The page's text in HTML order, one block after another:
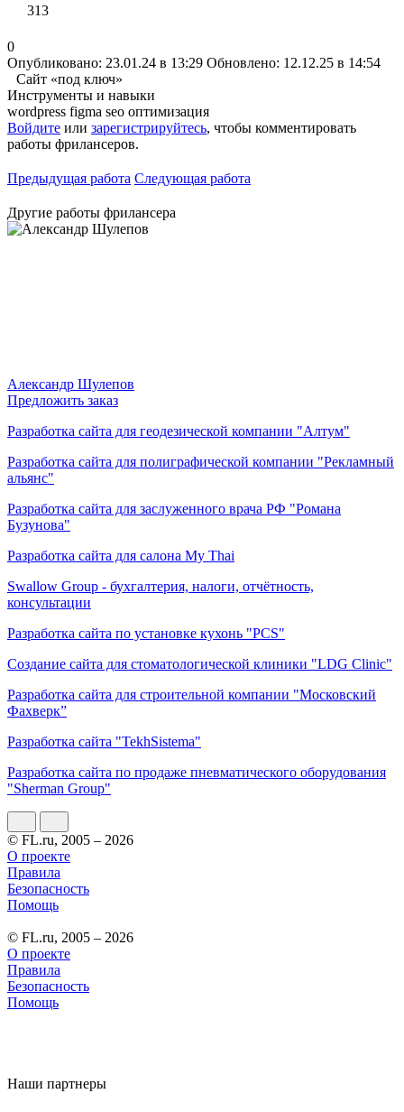
313
0
Опубликовано: 23.01.24 в 13:29 Обновлено: 12.12.25 в 14:54
Сайт «под ключ»
Инструменты и навыки
wordpress figma seo оптимизация
Войдите или зарегистрируйтесь, чтобы комментировать
работы фрилансеров.
Предыдущая работа Следующая работа
Другие работы фрилансера
Александр Шулепов
Предложить заказ
Разработка сайта для геодезической компании "Алтум"
Разработка сайта для полиграфической компании "Рекламный
альянс"
Разработка сайта для заслуженного врача РФ "Романа
Бузунова"
Разработка сайта для салона My Thai
Swallow Group - бухгалтерия, налоги, отчётность,
консультации
Разработка сайта по установке кухонь "PCS"
Создание сайта для стоматологической клиники "LDG Clinic"
Разработка сайта для строительной компании "Московский
Фахверк”
Разработка сайта "TekhSistema"
Разработка сайта по продаже пневматического оборудования
"Sherman Group"
© FL.ru, 2005 – 2026
О проекте
Правила
Безопасность
Помощь
© FL.ru, 2005 – 2026
О проекте
Правила
Безопасность
Помощь
Наши партнеры